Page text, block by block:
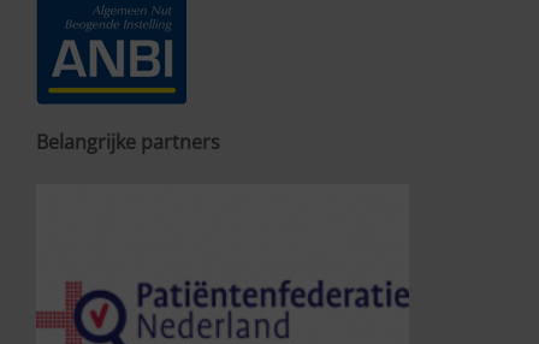
Belangrijke partners